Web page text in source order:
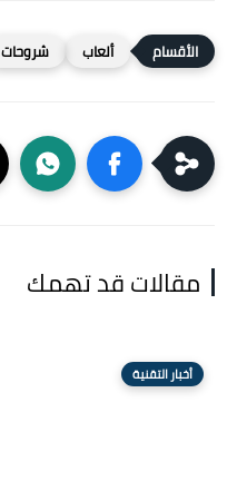
ألعاب شروحات
مقالات قد تهمك
أخبار التقنية